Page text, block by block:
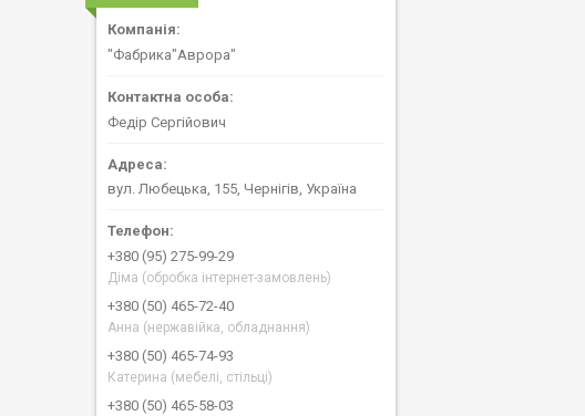
"Фабрика"Аврора"
Федір Сергійович
вул. Любецька, 155, Чернігів, Україна
+380 (95) 275-99-29
Діма (обробка інтернет-замовлень)
+380 (50) 465-72-40
Анна (нержавійка, обладнання)
+380 (50) 465-74-93
Катерина (мебелі, стільці)
+380 (50) 465-58-03